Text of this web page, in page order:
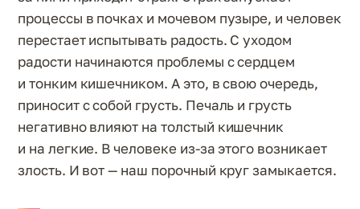
процессы в почках и мочевом пузыре, и человек
перестает испытывать радость. С уходом
радости начинаются проблемы с сердцем
и тонким кишечником. А это, в свою очередь,
приносит с собой грусть. Печаль и грусть
негативно влияют на толстый кишечник
и на легкие. В человеке из-за этого возникает
злость. И вот — наш порочный круг замыкается.